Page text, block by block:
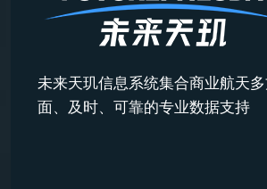
未来天玑信息系统集合商业航天
面、及时、可靠的专业数据支持